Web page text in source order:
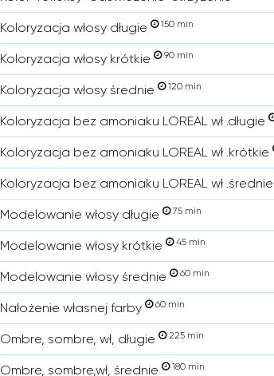
Koloryzacja włosy długie 150 min
Koloryzacja włosy krótkie 90 min
Koloryzacja włosy średnie 120 min
Koloryzacja bez amoniaku LOREAL wł .długie
Koloryzacja bez amoniaku LOREAL wł .krótkie
Koloryzacja bez amoniaku LOREAL wł .średnie
Modelowanie włosy długie 75 min
Modelowanie włosy krótkie 45 min
Modelowanie włosy średnie 60 min
Nałożenie własnej farby 60 min
Ombre, sombre, wł, długie 225 min
Ombre, sombre,wł, średnie 180 min